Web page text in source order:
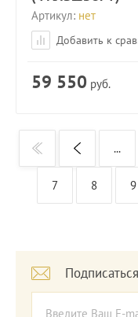
Артикул: нет
Добавить к
59 550 руб.
...
7 8 9